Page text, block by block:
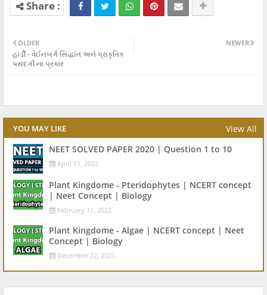
NEWER
OLDER
હાર્ડી - વેઈનબર્ગ સિદ્ધાંત અને પ્રાકૃતિક
પસંદગી ના પ્રકાર
YOU MAY LIKE
View All
NEET SOLVED PAPER 2020 | Question 1 to 10
April 11, 2022
Plant Kingdome - Pteridophytes | NCERT concept
| Neet Concept | Biology
February 11, 2022
Plant Kingdome - Algae | NCERT concept | Neet
Concept | Biology
December 22, 2021